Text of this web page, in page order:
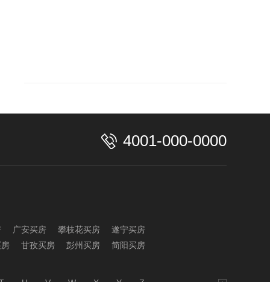
4001-000-0000
广安买房 攀枝花买房
遂宁买房
甘孜买房 彭州买房 简阳买房